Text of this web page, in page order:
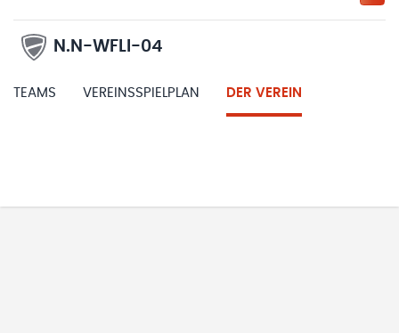
N.N-WFLI-04
TEAMS VEREINSSPIELPLAN DER VEREIN